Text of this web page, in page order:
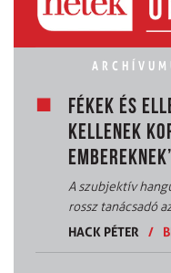
FÉKEK ÉS
KELLENEK
A szubjektív
rossz tanácsadó
HACK PÉTER
/